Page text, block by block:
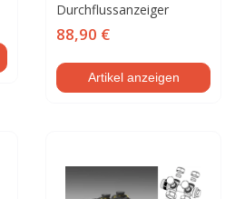
Durchflussanzeiger
88,90 €
Artikel anzeigen